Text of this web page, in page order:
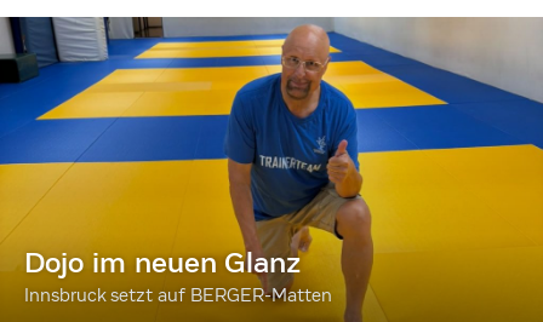
Dojo im neuen Glanz
Innsbruck setzt auf BERGER-Matten